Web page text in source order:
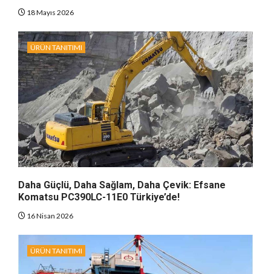
18 Mayıs 2026
ÜRÜN TANITIMI
Daha Güçlü, Daha Sağlam, Daha Çevik: Efsane
Komatsu PC390LC-11E0 Türkiye’de!
16 Nisan 2026
ÜRÜN TANITIMI